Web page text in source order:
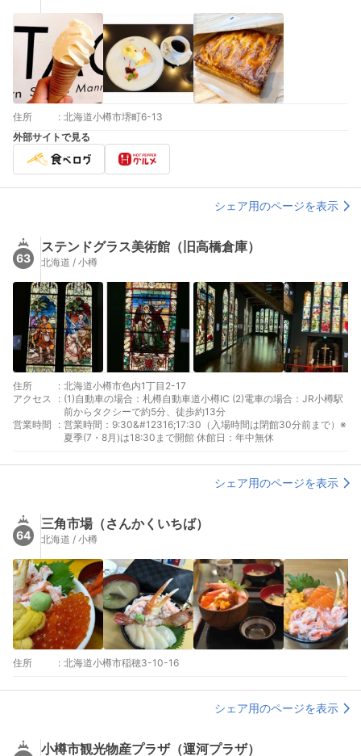
住所 : 北海道小樽市堺町6-13
外部サイトで見る
シェア用のページを表示
63
ステンドグラス美術館（旧高橋倉庫）
北海道 / 小樽
住所 : 北海道小樽市色内1丁目2-17
アクセス
: (1)自動車の場合：札樽自動車道小樽IC (2)電車の場合：JR小樽駅
前からタクシーで約5分、徒歩約13分
営業時間
: 営業時間：9:30&#12316;17:30（入場時間は閉館30分前まで）※
夏季(7・8月)は18:30まで開館 休館日：年中無休
シェア用のページを表示
64
三角市場（さんかくいちば）
北海道 / 小樽
住所 : 北海道小樽市稲穂3-10-16
シェア用のページを表示
小樽市観光物産プラザ（運河プラザ）